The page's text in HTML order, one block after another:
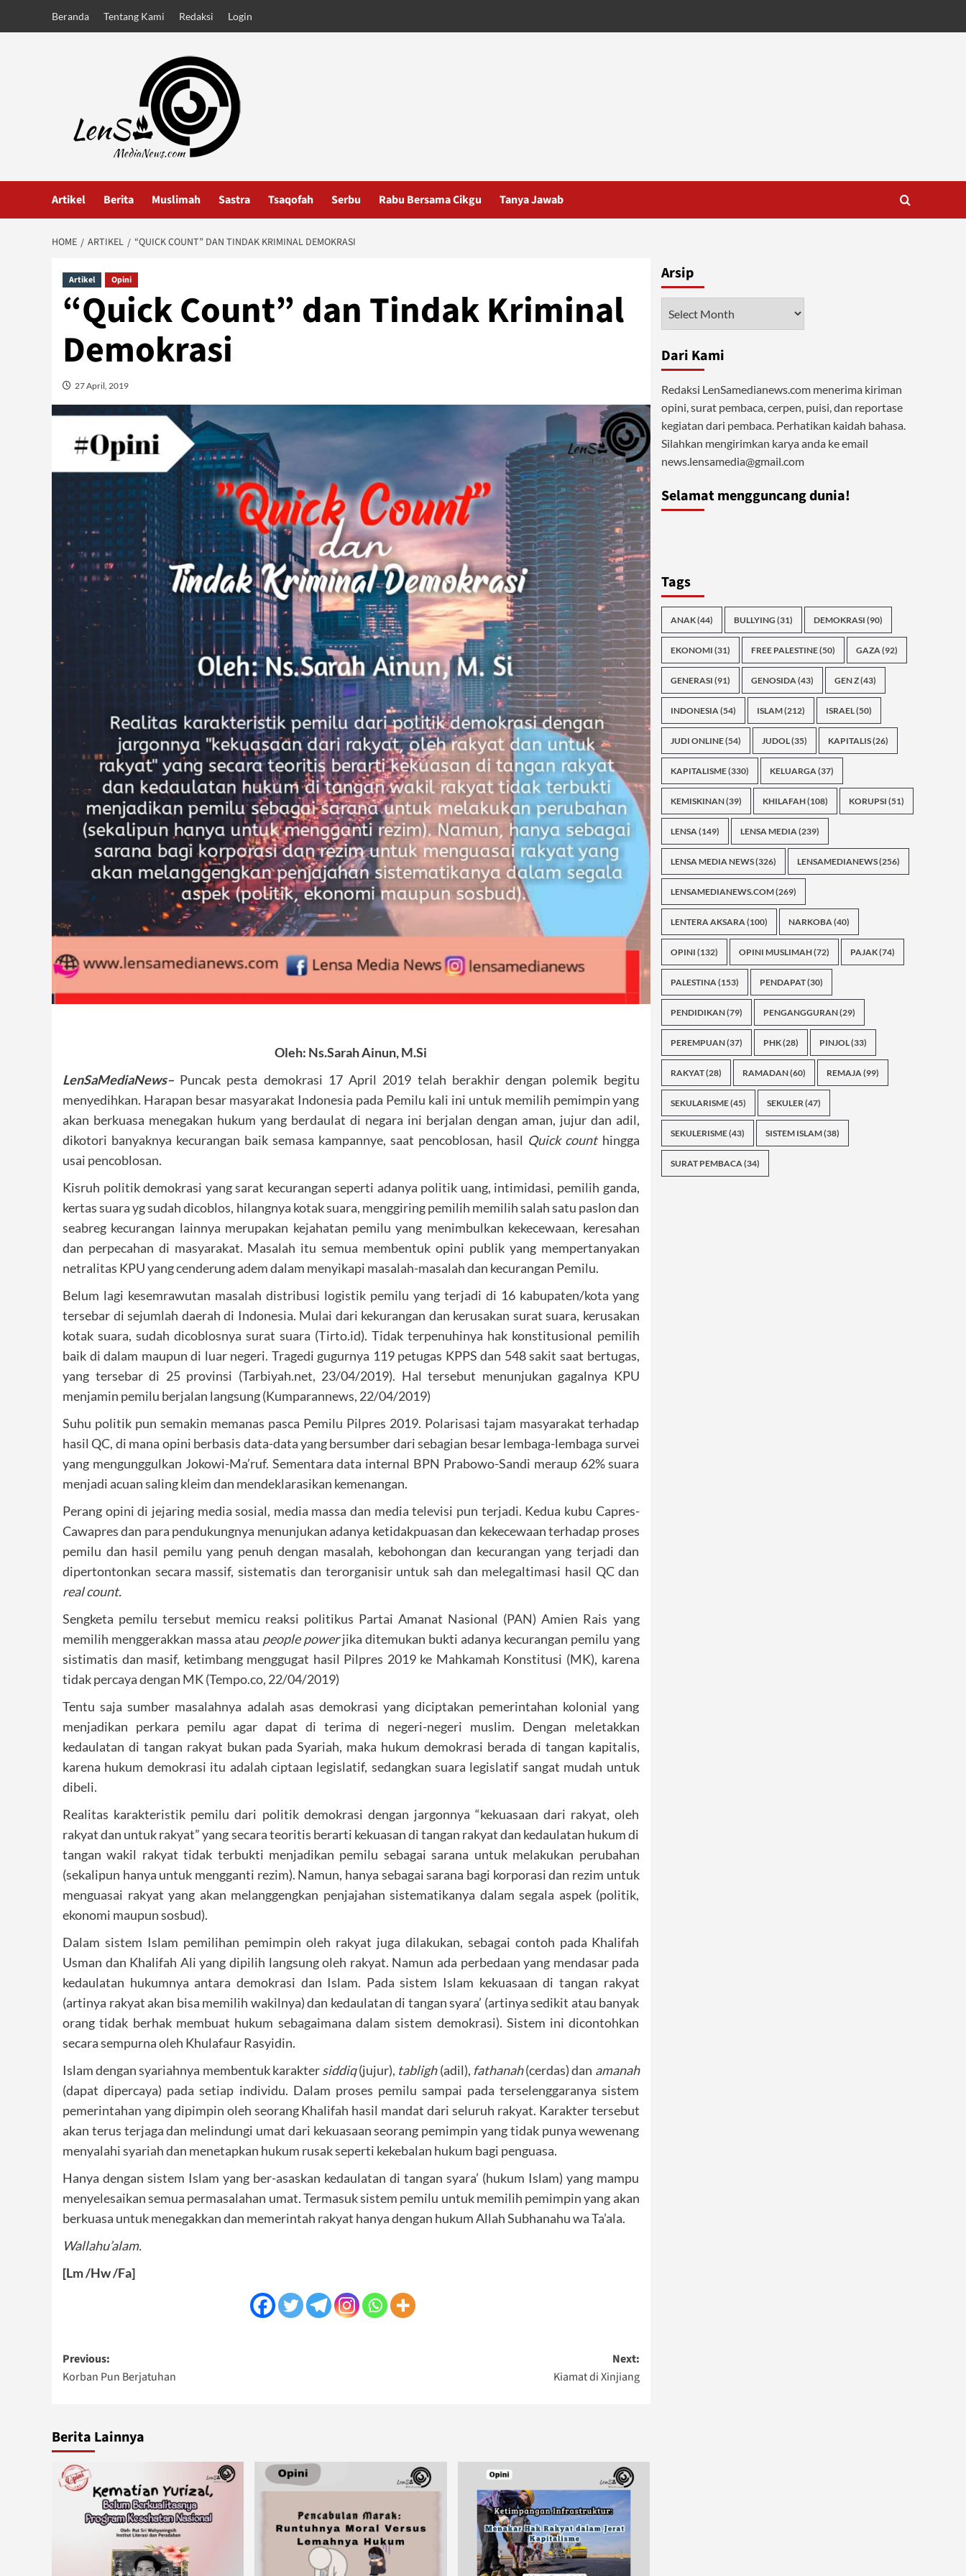
Beranda Tentang Kami Redaksi Login
Artikel Berita Muslimah Sastra Tsaqofah Serbu Rabu Bersama Cikgu Tanya Jawab
HOME ARTIKEL “QUICK COUNT” DAN TINDAK KRIMINAL DEMOKRASI
Artikel Opini
“Quick Count” dan Tindak Kriminal
Demokrasi
27 April, 2019
Oleh: Ns.Sarah Ainun, M.Si
LenSaMediaNews– Puncak pesta demokrasi 17 April 2019 telah berakhir dengan polemik begitu
menyedihkan. Harapan besar masyarakat Indonesia pada Pemilu kali ini untuk memilih pemimpin yang
akan berkuasa menegakan hukum yang berdaulat di negara ini berjalan dengan aman, jujur dan adil,
dikotori banyaknya kecurangan baik semasa kampannye, saat pencoblosan, hasil Quick counthingga
usai pencoblosan.
Kisruh politik demokrasi yang sarat kecurangan seperti adanya politik uang, intimidasi, pemilih ganda,
kertas suara yg sudah dicoblos, hilangnya kotak suara, menggiring pemilih memilih salah satu paslon dan
seabreg kecurangan lainnya merupakan kejahatan pemilu yang menimbulkan kekecewaan, keresahan
dan perpecahan di masyarakat. Masalah itu semua membentuk opini publik yang mempertanyakan
netralitas KPU yang cenderung adem dalam menyikapi masalah-masalah dan kecurangan Pemilu.
Belum lagi kesemrawutan masalah distribusi logistik pemilu yang terjadi di 16 kabupaten/kota yang
tersebar di sejumlah daerah di Indonesia. Mulai dari kekurangan dan kerusakan surat suara, kerusakan
kotak suara, sudah dicoblosnya surat suara (Tirto.id). Tidak terpenuhinya hak konstitusional pemilih
baik di dalam maupun di luar negeri. Tragedi gugurnya 119 petugas KPPS dan 548 sakit saat bertugas,
yang tersebar di 25 provinsi (Tarbiyah.net, 23/04/2019). Hal tersebut menunjukan gagalnya KPU
menjamin pemilu berjalan langsung (Kumparannews, 22/04/2019)
Suhu politik pun semakin memanas pasca Pemilu Pilpres 2019. Polarisasi tajam masyarakat terhadap
hasil QC, di mana opini berbasis data-data yang bersumber dari sebagian besar lembaga-lembaga survei
yang mengunggulkan Jokowi-Ma’ruf. Sementara data internal BPN Prabowo-Sandi meraup 62% suara
menjadi acuan saling kleim dan mendeklarasikan kemenangan.
Perang opini di jejaring media sosial, media massa dan media televisi pun terjadi. Kedua kubu Capres-
Cawapres dan para pendukungnya menunjukan adanya ketidakpuasan dan kekecewaan terhadap proses
pemilu dan hasil pemilu yang penuh dengan masalah, kebohongan dan kecurangan yang terjadi dan
dipertontonkan secara massif, sistematis dan terorganisir untuk sah dan melegaltimasi hasil QC dan
real count.
Sengketa pemilu tersebut memicu reaksi politikus Partai Amanat Nasional (PAN) Amien Rais yang
memilih menggerakkan massa atau people powerjika ditemukan bukti adanya kecurangan pemilu yang
sistimatis dan masif, ketimbang menggugat hasil Pilpres 2019 ke Mahkamah Konstitusi (MK), karena
tidak percaya dengan MK (Tempo.co, 22/04/2019)
Tentu saja sumber masalahnya adalah asas demokrasi yang diciptakan pemerintahan kolonial yang
menjadikan perkara pemilu agar dapat di terima di negeri-negeri muslim. Dengan meletakkan
kedaulatan di tangan rakyat bukan pada Syariah, maka hukum demokrasi berada di tangan kapitalis,
karena hukum demokrasi itu adalah ciptaan legislatif, sedangkan suara legislatif sangat mudah untuk
dibeli.
Realitas karakteristik pemilu dari politik demokrasi dengan jargonnya “kekuasaan dari rakyat, oleh
rakyat dan untuk rakyat” yang secara teoritis berarti kekuasan di tangan rakyat dan kedaulatan hukum di
tangan wakil rakyat tidak terbukti menjadikan pemilu sebagai sarana untuk melakukan perubahan
(sekalipun hanya untuk mengganti rezim). Namun, hanya sebagai sarana bagi korporasi dan rezim untuk
menguasai rakyat yang akan melanggengkan penjajahan sistematikanya dalam segala aspek (politik,
ekonomi maupun sosbud).
Dalam sistem Islam pemilihan pemimpin oleh rakyat juga dilakukan, sebagai contoh pada Khalifah
Usman dan Khalifah Ali yang dipilih langsung oleh rakyat. Namun ada perbedaan yang mendasar pada
kedaulatan hukumnya antara demokrasi dan Islam. Pada sistem Islam kekuasaan di tangan rakyat
(artinya rakyat akan bisa memilih wakilnya) dan kedaulatan di tangan syara’ (artinya sedikit atau banyak
orang tidak berhak membuat hukum sebagaimana dalam sistem demokrasi). Sistem ini dicontohkan
secara sempurna oleh Khulafaur Rasyidin.
Islam dengan syariahnya membentuk karaktersiddiq(jujur), tabligh(adil), fathanah(cerdas) dan amanah
(dapat dipercaya) pada setiap individu. Dalam proses pemilu sampai pada terselenggaranya sistem
pemerintahan yang dipimpin oleh seorang Khalifah hasil mandat dari seluruh rakyat. Karakter tersebut
akan terus terjaga dan melindungi umat dari kekuasaan seorang pemimpin yang tidak punya wewenang
menyalahi syariah dan menetapkan hukum rusak seperti kekebalan hukum bagi penguasa.
Hanya dengan sistem Islam yang ber-asaskan kedaulatan di tangan syara’ (hukum Islam) yang mampu
menyelesaikan semua permasalahan umat. Termasuk sistem pemilu untuk memilih pemimpin yang akan
berkuasa untuk menegakkan dan memerintah rakyat hanya dengan hukum Allah Subhanahu wa Ta’ala.
Wallahu’alam.
[Lm /Hw /Fa]
Post
navigation
Previous:
Korban Pun Berjatuhan
Next:
Kiamat di Xinjiang
Berita Lainnya
Arsip
Dari Kami
Redaksi LenSamedianews.com menerima kiriman
opini, surat pembaca, cerpen, puisi, dan reportase
kegiatan dari pembaca. Perhatikan kaidah bahasa.
Silahkan mengirimkan karya anda ke email
news.lensamedia@gmail.com
Selamat mengguncang dunia!
Tags
ANAK(44) BULLYING (31) DEMOKRASI (90)
EKONOMI (31) FREE PALESTINE(50) GAZA(92)
GENERASI (91) GENOSIDA(43) GEN Z(43)
INDONESIA(54) ISLAM(212) ISRAEL(50)
JUDI ONLINE(54) JUDOL(35) KAPITALIS(26)
KAPITALISME(330) KELUARGA(37)
KEMISKINAN(39) KHILAFAH(108) KORUPSI (51)
LENSA(149) LENSA MEDIA(239)
LENSA MEDIA NEWS(326) LENSAMEDIANEWS(256)
LENSAMEDIANEWS.COM(269)
LENTERA AKSARA(100) NARKOBA(40)
OPINI (132) OPINI MUSLIMAH(72) PAJAK(74)
PALESTINA(153) PENDAPAT(30)
PENDIDIKAN(79) PENGANGGURAN(29)
PEREMPUAN(37) PHK(28) PINJOL(33)
RAKYAT(28) RAMADAN(60) REMAJA(99)
SEKULARISME(45) SEKULER(47)
SEKULERISME(43) SISTEM ISLAM(38)
SURAT PEMBACA(34)